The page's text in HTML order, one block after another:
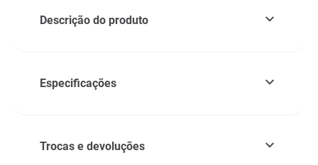
Descrição do produto
Especificações
Trocas e devoluções